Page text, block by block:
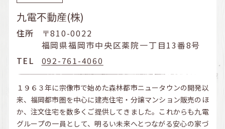
九電不動産(株)
住所
〒810-0022
福岡県福岡市中央区薬院一丁目13番8号
TEL
092-761-4060
１９６３年に宗像市で始めた森林都市ニュータウンの開発以
来、福岡都市圏を中心に建売住宅・分譲マンション販売のほ
か、注文住宅を数多くご提供してきました。これからも九電
グループの一員として、明るい未来へとつながる安心の家づ